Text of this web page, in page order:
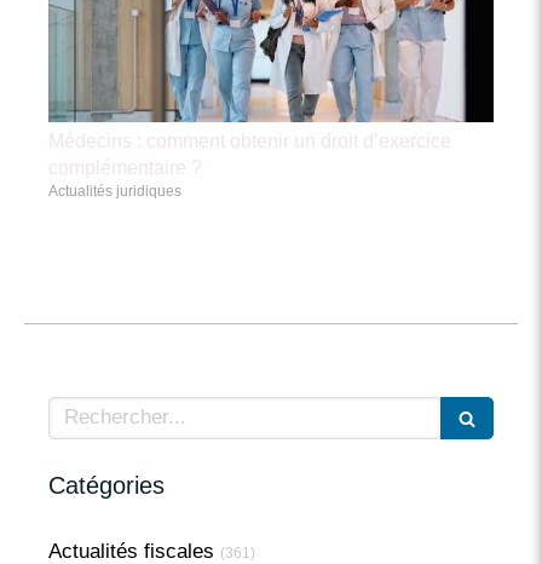
Médecins : comment obtenir un droit d’exercice
complémentaire ?
Actualités juridiques
Rechercher
Catégories
Actualités fiscales (361)